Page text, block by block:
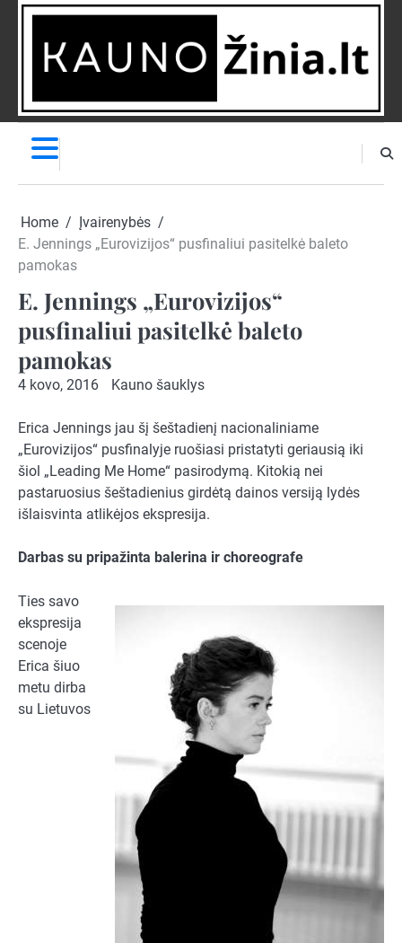
Skip
NAUJIENĄ
Home
Įvairenybės
E. Jennings „Eurovizijos“ pusfinaliui pasitelkė baleto
pamokas
E. Jennings „Eurovizijos“
pusfinaliui pasitelkė baleto
pamokas
4 kovo, 2016 Kauno šauklys
Erica Jennings jau šį šeštadienį nacionaliniame
„Eurovizijos“ pusfinalyje ruošiasi pristatyti geriausią iki
šiol „Leading Me Home“ pasirodymą. Kitokią nei
pastaruosius šeštadienius girdėtą dainos versiją lydės
išlaisvinta atlikėjos ekspresija.
Darbas su pripažinta balerina ir choreografe
Ties savo
ekspresija
scenoje
Erica šiuo
metu dirba
su Lietuvos